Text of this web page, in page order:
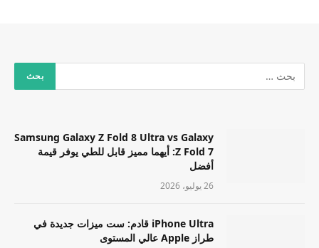
Samsung Galaxy Z Fold 8 Ultra vs Galaxy
Z Fold 7: أيهما مميز قابل للطي يوفر قيمة
أفضل
26 يوليو، 2026
iPhone Ultra قادم: ست ميزات جديدة في
طراز Apple عالي المستوى